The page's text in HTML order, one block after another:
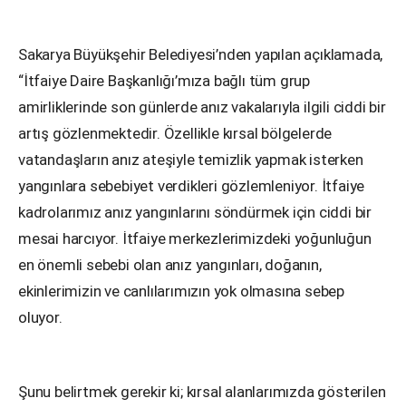
Sakarya Büyükşehir Belediyesi’nden yapılan açıklamada,
“İtfaiye Daire Başkanlığı’mıza bağlı tüm grup
amirliklerinde son günlerde anız vakalarıyla ilgili ciddi bir
artış gözlenmektedir. Özellikle kırsal bölgelerde
vatandaşların anız ateşiyle temizlik yapmakisterken
yangınlara sebebiyet verdikleri gözlemleniyor. İtfaiye
kadrolarımız anız yangınlarını söndürmek için ciddi bir
mesai harcıyor. İtfaiye merkezlerimizdeki yoğunluğun
en önemli sebebi olan anız yangınları,doğanın,
ekinlerimizin ve canlılarımızın yok olmasına sebep
oluyor.
Şunu belirtmek gerekir ki; kırsal alanlarımızda gösterilen